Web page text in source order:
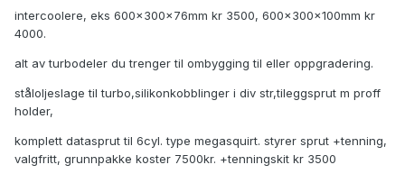
intercoolere, eks 600x300x76mm kr 3500, 600x300x100mm kr
4000.
alt av turbodeler du trenger til ombygging til eller oppgradering.
ståloljeslage til turbo,silikonkobblinger i div str,tileggsprut m proff
holder,
komplett datasprut til 6cyl. type megasquirt. styrer sprut +tenning,
valgfritt, grunnpakke koster 7500kr. +tenningskit kr 3500